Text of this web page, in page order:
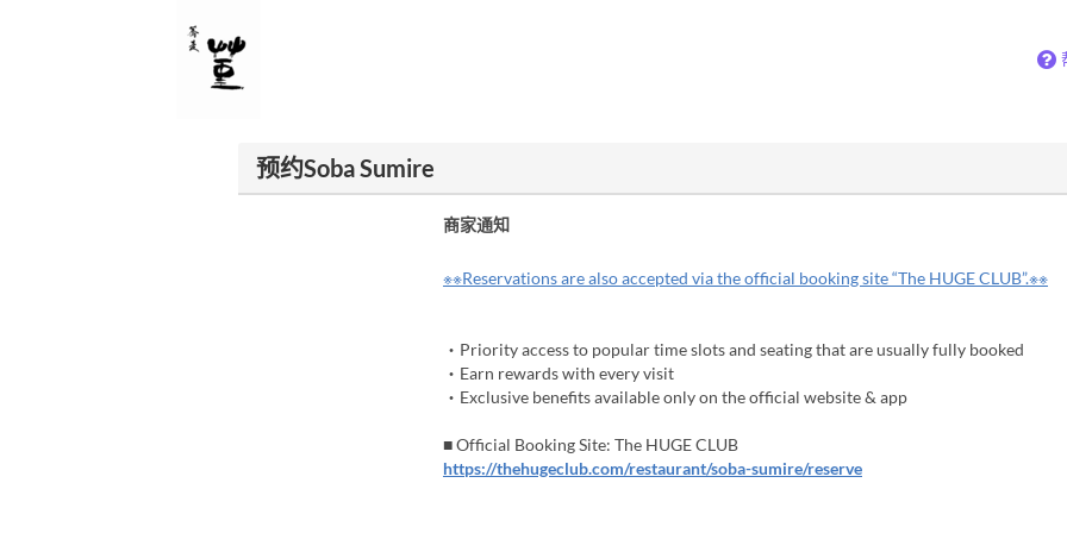
预约Soba Sumire
商家通知
※※Reservations are also accepted via the official booking site “The HUGE CLUB”.※※
・Priority access to popular time slots and seating that are usually fully booked
・Earn rewards with every visit
・Exclusive benefits available only on the official website & app
■ Official Booking Site: The HUGE CLUB
https://thehugeclub.com/restaurant/soba-sumire/reserve